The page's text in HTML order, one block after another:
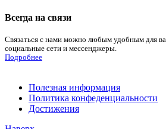
Всегда на связи
Связаться с нами можно любым удобным для
социальные сети и мессенджеры.
Подробнее
Полезная информация
Политика конфеденциальности
Достижения